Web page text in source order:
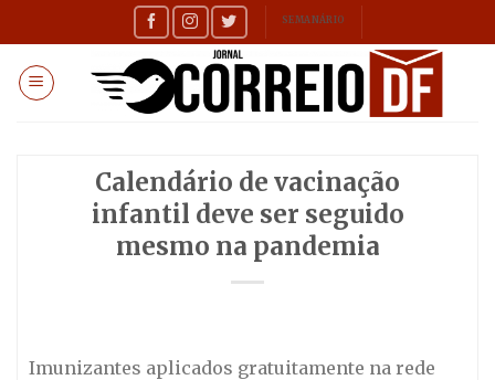
to
content
SEMANÁRIO
Calendário de vacinação
infantil deve ser seguido
mesmo na pandemia
Imunizantes aplicados gratuitamente na rede